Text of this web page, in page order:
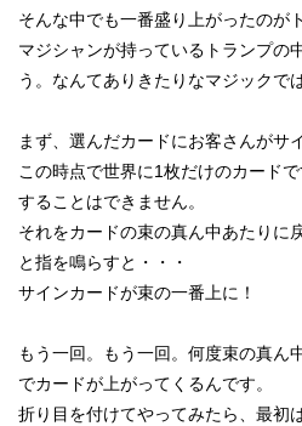
そんな中でも一番盛り上がったのが
マジシャンが持っているトランプの
う。なんてありきたりなマジックで
まず、選んだカードにお客さんがサ
この時点で世界に1枚だけのカード
することはできません。
それをカードの束の真ん中あたりに
と指を鳴らすと・・・
サインカードが束の一番上に！
もう一回。もう一回。何度束の真ん
でカードが上がってくるんです。
折り目を付けてやってみたら、最初